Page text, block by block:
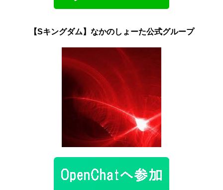
【Sキングダム】なかのしょーた公式グループ